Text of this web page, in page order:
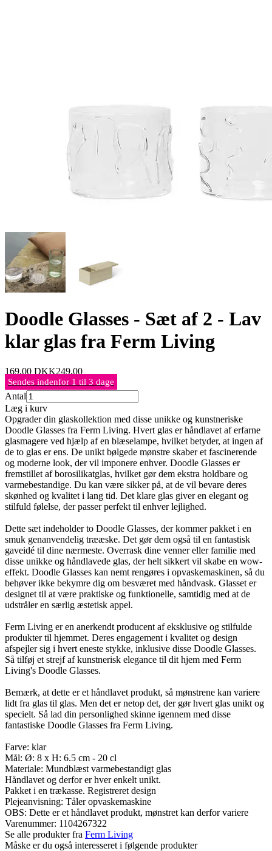
Doodle Glasses - Sæt af 2 - Lav
klar glas fra Ferm Living
169,00 DKK249,00
Sendes indenfor 1 til 3 dage
Antal
Læg i kurv
Opgrader din glaskollektion med disse unikke og kunstneriske
Doodle Glasses fra Ferm Living. Hvert glas er håndlavet af erfarne
glasmagere ved hjælp af en blæselampe, hvilket betyder, at ingen af
de to glas er ens. De unikt bølgede mønstre skaber et fascinerende
og moderne look, der vil imponere enhver. Doodle Glasses er
fremstillet af borosilikatglas, hvilket gør dem ekstra holdbare og
varmebestandige. Du kan være sikker på, at de vil bevare deres
skønhed og kvalitet i lang tid. Det klare glas giver en elegant og
stilfuld følelse, der passer perfekt til enhver lejlighed.
Dette sæt indeholder to Doodle Glasses, der kommer pakket i en
smuk genanvendelig trææske. Det gør dem også til en fantastisk
gaveidé til dine nærmeste. Overrask dine venner eller familie med
disse unikke og håndlavede glas, der helt sikkert vil skabe en wow-
effekt. Doodle Glasses kan nemt rengøres i opvaskemaskinen, så du
behøver ikke bekymre dig om besværet med håndvask. Glasset er
designet til at være praktiske og funktionelle, samtidig med at de
udstråler en særlig æstetisk appel.
Ferm Living er en anerkendt producent af eksklusive og stilfulde
produkter til hjemmet. Deres engagement i kvalitet og design
afspejler sig i hvert eneste stykke, inklusive disse Doodle Glasses.
Så tilføj et strejf af kunstnerisk elegance til dit hjem med Ferm
Living's Doodle Glasses.
Bemærk, at dette er et håndlavet produkt, så mønstrene kan variere
lidt fra glas til glas. Men det er netop det, der gør hvert glas unikt og
specielt. Så lad din personlighed skinne igennem med disse
fantastiske Doodle Glasses fra Ferm Living.
Farve: klar
Mål: Ø: 8 x H: 6.5 cm - 20 cl
Materiale: Mundblæst varmebestandigt glas
Håndlavet og derfor er hver enkelt unikt.
Pakket i en trækasse. Registreret design
Plejeanvisning: Tåler opvaskemaskine
OBS: Dette er et håndlavet produkt, mønstret kan derfor variere
Varenummer: 1104267322
Se alle produkter fra Ferm Living
Måske er du også interesseret i følgende produkter